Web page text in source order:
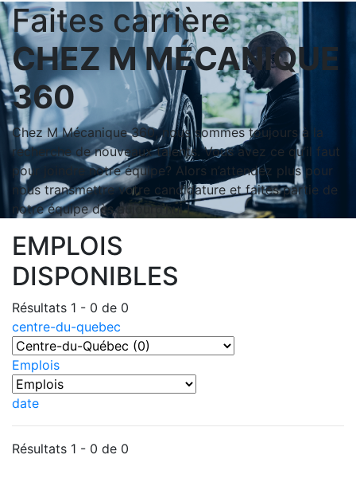
Faites carrière
CHEZ M MÉCANIQUE
360
Chez M Mécanique 360, nous sommes toujours à la
recherche de nouveaux talents. Vous avez ce qu’il faut
pour joindre notre équipe? Alors n’attendez plus pour
nous transmettre votre candidature et faites partie de
notre équipe dès aujourd’hui !
EMPLOIS
DISPONIBLES
Résultats 1 - 0 de 0
centre-du-quebec
Emplois
date
Résultats 1 - 0 de 0